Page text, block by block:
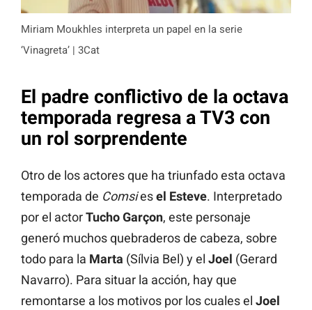
Miriam Moukhles interpreta un papel en la serie
‘Vinagreta’ | 3Cat
El padre conflictivo de la octava
temporada regresa a TV3 con
un rol sorprendente
Otro de los actores que ha triunfado esta octava
temporada de Comsiesel Esteve. Interpretado
por el actorTuchoGarçon, este personaje
generó muchos quebraderos de cabeza, sobre
todo para la Marta (Sílvia Bel) y el Joel (Gerard
Navarro). Para situar la acción, hay que
remontarse a los motivos por los cuales el Joel